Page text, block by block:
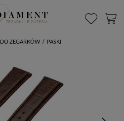
DO ZEGARKÓW / PASKI